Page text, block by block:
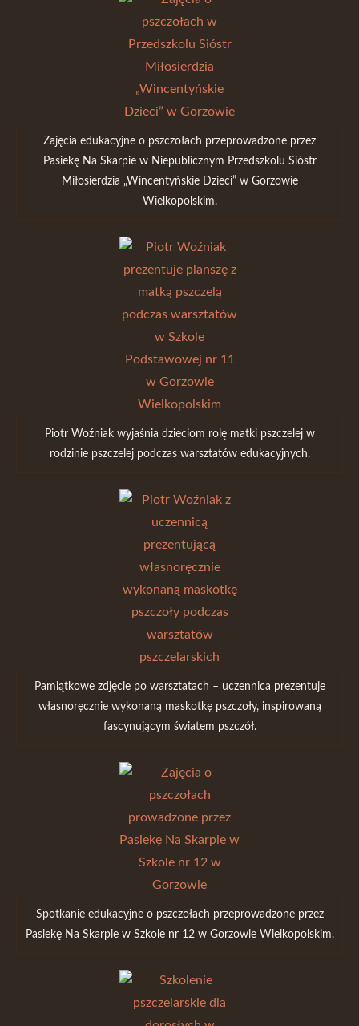
Zajęcia edukacyjne o pszczołach przeprowadzone przez
Pasiekę Na Skarpie w Niepublicznym Przedszkolu Sióstr
Miłosierdzia „Wincentyńskie Dzieci” w Gorzowie
Wielkopolskim.
Piotr Woźniak wyjaśnia dzieciom rolę matki pszczelej w
rodzinie pszczelej podczas warsztatów edukacyjnych.
Pamiątkowe zdjęcie po warsztatach – uczennica prezentuje
własnoręcznie wykonaną maskotkę pszczoły, inspirowaną
fascynującym światem pszczół.
Spotkanie edukacyjne o pszczołach przeprowadzone przez
Pasiekę Na Skarpie w Szkole nr 12 w Gorzowie Wielkopolskim.